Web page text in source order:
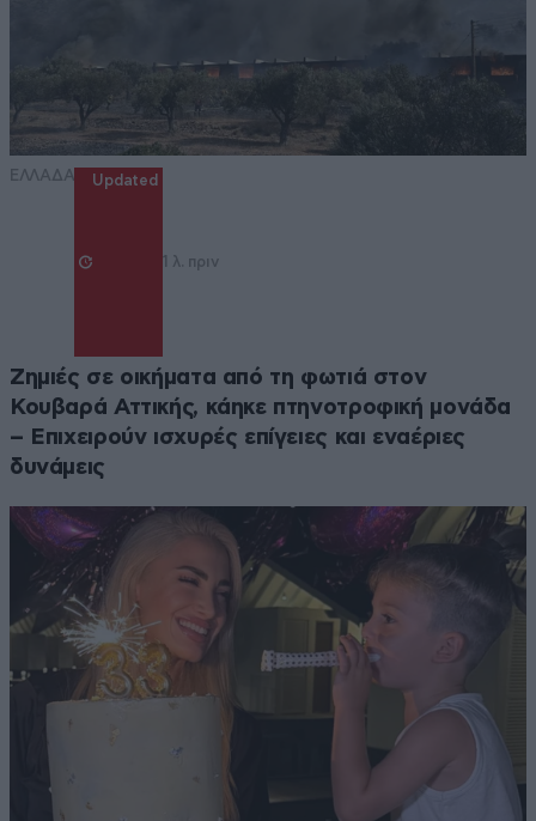
ΕΛΛΑΔΑ Updated
1 λ. πριν
Ζημιές σε οικήματα από τη φωτιά στον
Κουβαρά Αττικής, κάηκε πτηνοτροφική μονάδα
– Επιχειρούν ισχυρές επίγειες και εναέριες
δυνάμεις